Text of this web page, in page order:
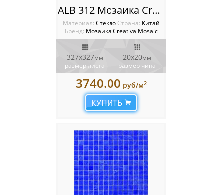
ALB 312 Мозаика Creativa mosaic Alba
Материал: Стекло Cтрана: Китай
Бренд: Мозаика Creativa Mosaic
327х327мм
размер листа
20х20мм
размер чипа
3740.00 руб/м2
КУПИТЬ